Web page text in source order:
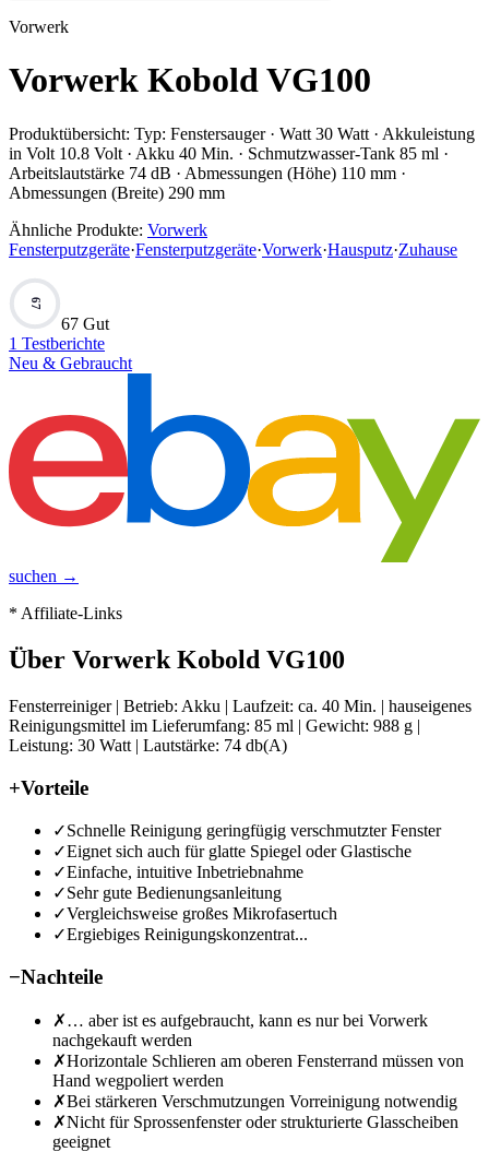
Vorwerk
Vorwerk Kobold VG100
Produktübersicht: Typ: Fenstersauger · Watt 30 Watt · Akkuleistung
in Volt 10.8 Volt · Akku 40 Min. · Schmutzwasser-Tank 85 ml ·
Arbeitslautstärke 74 dB · Abmessungen (Höhe) 110 mm ·
Abmessungen (Breite) 290 mm
Ähnliche Produkte: Vorwerk
Fensterputzgeräte·Fensterputzgeräte·Vorwerk·Hausputz·Zuhause
67
67 Gut
1 Testberichte
Neu & Gebraucht
suchen →
* Affiliate-Links
Über Vorwerk Kobold VG100
Fensterreiniger | Betrieb: Akku | Laufzeit: ca. 40 Min. | hauseigenes
Reinigungsmittel im Lieferumfang: 85 ml | Gewicht: 988 g |
Leistung: 30 Watt | Lautstärke: 74 db(A)
+Vorteile
✓Schnelle Reinigung geringfügig verschmutzter Fenster
✓Eignet sich auch für glatte Spiegel oder Glastische
✓Einfache, intuitive Inbetriebnahme
✓Sehr gute Bedienungsanleitung
✓Vergleichsweise großes Mikrofasertuch
✓Ergiebiges Reinigungskonzentrat...
−Nachteile
✗… aber ist es aufgebraucht, kann es nur bei Vorwerk
nachgekauft werden
✗Horizontale Schlieren am oberen Fensterrand müssen von
Hand wegpoliert werden
✗Bei stärkeren Verschmutzungen Vorreinigung notwendig
✗Nicht für Sprossenfenster oder strukturierte Glasscheiben
geeignet